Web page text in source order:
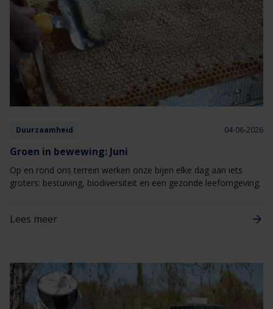
Duurzaamheid 04-06-2026
Groen in bewewing: Juni
Op en rond ons terrein werken onze bijen elke dag aan iets
groters: bestuiving, biodiversiteit en een gezonde leefomgeving.
Lees meer